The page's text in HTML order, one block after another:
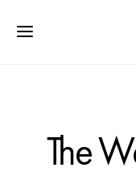
The